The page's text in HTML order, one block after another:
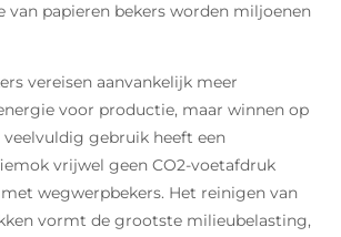
van papieren bekers worden miljoenen
vereisen aanvankelijk meer
voor productie, maar winnen op
gebruik heeft een
vrijwel geen CO2-voetafdruk
wegwerpbekers. Het reinigen van
vormt de grootste milieubelasting,